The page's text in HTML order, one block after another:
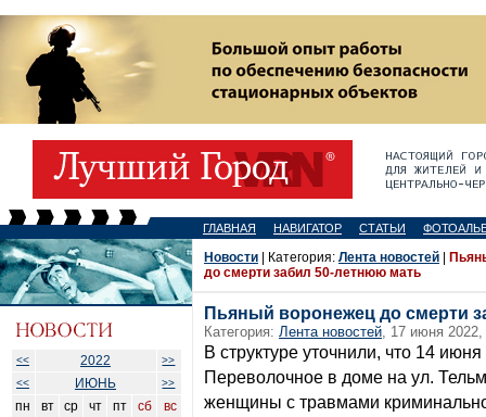
ГЛАВНАЯ НАВИГАТОР СТАТЬИ
<< 2022
>>
<<
ИЮНЬ >>
пн вт ср чт пт сб
вс
Новости | Категория: Лента новостей
до смерти забил 50-летнюю мать
Пьяный воронежец до смерти
Категория: Лента новостей, 17 июня 2022,
В структуре уточнили, что 14
Переволочное в доме на ул.
женщины с травмами